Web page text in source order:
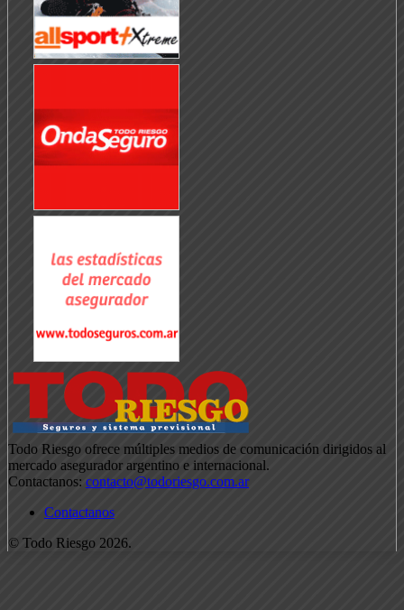
Todo Riesgo ofrece múltiples medios de comunicación dirigidos al
mercado asegurador argentino e internacional.
Contactanos: contacto@todoriesgo.com.ar
Contactanos
© Todo Riesgo 2026.